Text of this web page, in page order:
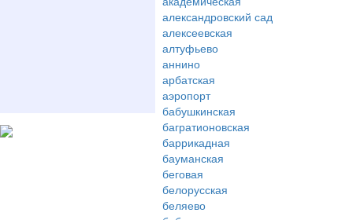
александровский сад
алексеевская
алтуфьево
аннино
арбатская
аэропорт
бабушкинская
багратионовская
баррикадная
бауманская
беговая
белорусская
беляево